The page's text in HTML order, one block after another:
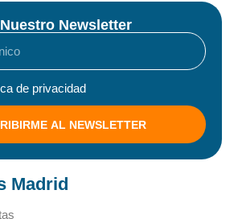
Newsletter
de privacidad
AL NEWSLETTER
Madrid